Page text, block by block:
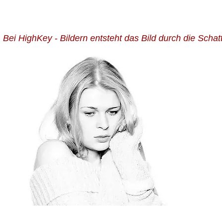
Bei HighKey - Bildern entsteht das Bild durch die